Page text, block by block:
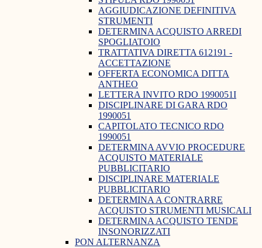
AGGIUDICAZIONE DEFINITIVA
STRUMENTI
DETERMINA ACQUISTO ARREDI
SPOGLIATOIO
TRATTATIVA DIRETTA 612191 -
ACCETTAZIONE
OFFERTA ECONOMICA DITTA
ANTHEO
LETTERA INVITO RDO 1990051I
DISCIPLINARE DI GARA RDO
1990051
CAPITOLATO TECNICO RDO
1990051
DETERMINA AVVIO PROCEDURE
ACQUISTO MATERIALE
PUBBLICITARIO
DISCIPLINARE MATERIALE
PUBBLICITARIO
DETERMINA A CONTRARRE
ACQUISTO STRUMENTI MUSICALI
DETERMINA ACQUISTO TENDE
INSONORIZZATI
PON ALTERNANZA